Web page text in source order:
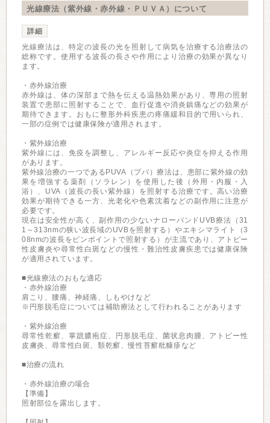
光線療法（紫外線・赤外線・ＰＵＶＡ）について
詳細
光線療法は、特定の波長の光を照射して病気を治療する治療法の
総称です。使用する波長の長さや作用により治療の効果が異なり
ます。
・赤外線治療
赤外線は、体の深部まで熱を伝える温熱効果があり、専用の照射
装置で患部に照射することで、血行促進や消炎鎮痛などの効果が
期待できます。おもに整形外科疾患の疼痛緩和目的で用いられ、
一部の症例では健康保険が適用されます。
・紫外線治療
紫外線には、免疫を調整し、アレルギー反応や炎症を抑える作用
があります。
紫外線治療の一つであるPUVA（プバ）療法は、患部に紫外線の効
果を増強する薬剤（ソラレン）を使用した後（外用・内服・入
浴）、UVA（波長の長い紫外線）を照射する治療です。高い治療
効果が期待できる一方、光老化や色素沈着などの副作用に注意が
必要です。
現在は安全性が高く、副作用の少ないナローバンドUVB療法（31
1～313nmの狭い波長域のUVBを照射する）やエキシマライト（3
08nmの波長をピンポイントで照射する）が主流であり、アトピー
性皮膚炎や尋常性白斑などの慢性・難治性皮膚疾患では健康保険
が適用されています。
■光線療法のおもな適応
・赤外線治療
肩こり、腰痛、神経痛、しもやけなど
※円形脱毛症については補助療法として行われることがあります
・紫外線治療
尋常性乾癬、掌蹠膿疱症、円形脱毛症、菌状息肉腫、アトピー性
皮膚炎、尋常性白斑、類乾癬、慢性苔癬粃糠疹など
■治療の流れ
・赤外線治療の場合
【準備】
照射部位を露出します。